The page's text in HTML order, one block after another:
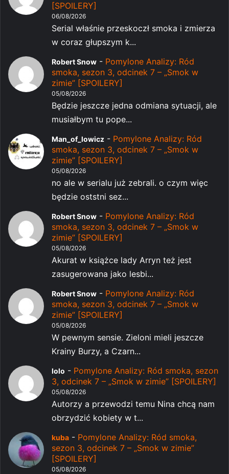
[SPOILERY]
06/08/2026
Serial właśnie przeskoczł smoka i zmierza
w coraz głupszym k...
Robert Snow - Pomylone Analizy: Ród
smoka, sezon 3, odcinek 7 – „Smok w
zimie” [SPOILERY]
05/08/2026
Będzie jeszcze jedna odmiana sytuacji, ale
musiałbym tu pope...
Man_of_lowicz - Pomylone Analizy: Ród
smoka, sezon 3, odcinek 7 – „Smok w
zimie” [SPOILERY]
05/08/2026
no ale w serialu już zebrali. o czym więc
będzie oststni sez...
Robert Snow - Pomylone Analizy: Ród
smoka, sezon 3, odcinek 7 – „Smok w
zimie” [SPOILERY]
05/08/2026
Akurat w książce lady Arryn też jest
zasugerowana jako lesbi...
Robert Snow - Pomylone Analizy: Ród
smoka, sezon 3, odcinek 7 – „Smok w
zimie” [SPOILERY]
05/08/2026
W pewnym sensie. Zieloni mieli jeszcze
Krainy Burzy, a Czarn...
lolo - Pomylone Analizy: Ród smoka, sezon
3, odcinek 7 – „Smok w zimie” [SPOILERY]
05/08/2026
Autorzy a przewodzi temu Nina chcą nam
obrzydzić kobiety w t...
kuba - Pomylone Analizy: Ród smoka,
sezon 3, odcinek 7 – „Smok w zimie”
[SPOILERY]
05/08/2026